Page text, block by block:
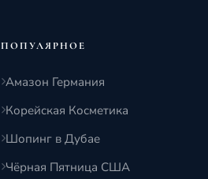
ПОПУЛЯРНОЕ
Амазон Германия
Корейская Косметика
Шопинг в Дубае
Чёрная Пятница США